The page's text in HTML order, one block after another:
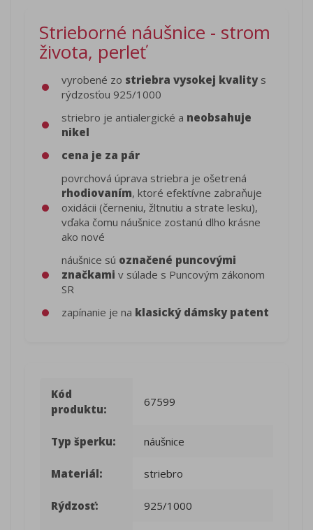
Strieborné náušnice - strom
života, perleť
vyrobené zo striebra vysokej kvalitys
rýdzosťou 925/1000
striebro je antialergické a neobsahuje
nikel
cena je za pár
povrchová úprava striebra je ošetrená
rhodiovaním, ktoré efektívne zabraňuje
oxidácii (černeniu, žltnutiu a strate lesku),
vďaka čomu náušnice zostanú dlho krásne
ako nové
náušnice sú označené puncovými
značkami v súlade s Puncovým zákonom
SR
zapínanie je na klasický dámsky patent
Kód
produktu:
67599
Typ šperku: náušnice
Materiál: striebro
Rýdzosť: 925/1000